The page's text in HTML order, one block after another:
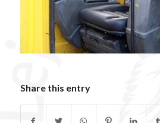
Share this entry